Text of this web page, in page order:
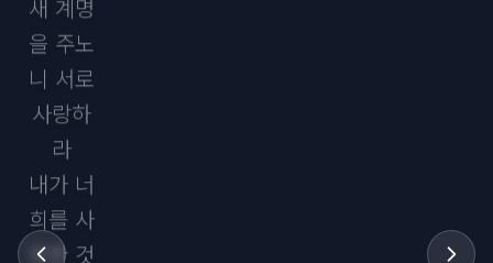
고 무거
운 짐진
자들아
다 내게
로 오라
내가 너
희를 쉬